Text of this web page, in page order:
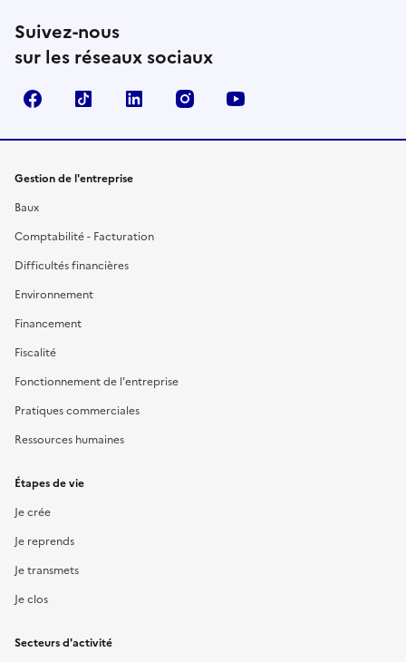
Suivez-nous
sur les réseaux sociaux
FacebookTikTok Linkedin Instagram
Gestion de l'entreprise
Baux
Comptabilité - Facturation
Difficultés financières
Environnement
Financement
Fiscalité
Fonctionnement de l'entreprise
Pratiques commerciales
Ressources humaines
Étapes de vie
Je crée
Je reprends
Je transmets
Je clos
Secteurs d'activité